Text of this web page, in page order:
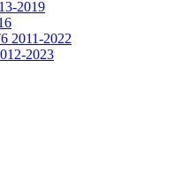
2019
2011-2022
2023